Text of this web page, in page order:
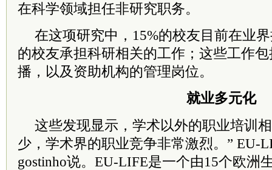
在科学领域担任非研究职务。
在这项研究中，15%的校友目前在业
的校友承担科研相关的工作；这些工作
播，以及资助机构的管理岗位。
就业多元化
这些发现显示，学术以外的职业培训
少，学术界的职业竞争非常激烈。” EU-
gostinho说。EU-LIFE是一个由15个欧洲